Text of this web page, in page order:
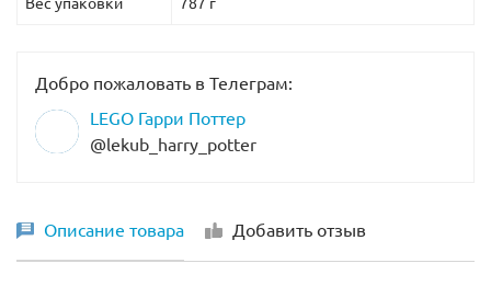
Добро пожаловать в Телеграм:
LEGO Гарри Поттер
@lekub_harry_potter
Описание товара Добавить отзыв